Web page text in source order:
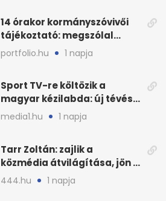
14 órakor kormányszóvivői
tájékoztató: megszólal
Magyar Péter is
portfolio.hu 1 napja
Sport TV-re költözik a
magyar kézilabda: új tévés
megállapodás
media1.hu 1 napja
Tarr Zoltán: zajlik a
közmédia átvilágítása, jön a
nyilvános véleményezés
444.hu 1 napja